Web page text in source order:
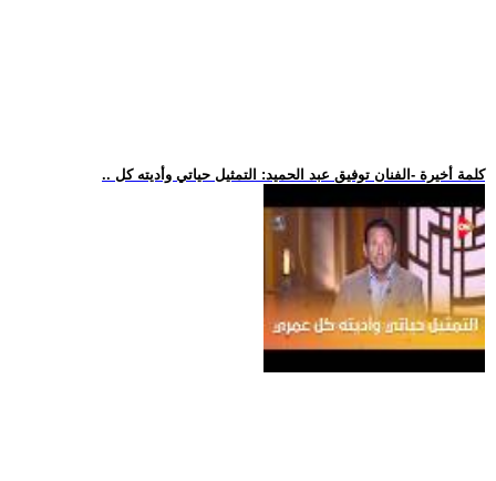
.. كلمة أخيرة -الفنان توفيق عبد الحميد: التمثيل حياتي وأديته كل